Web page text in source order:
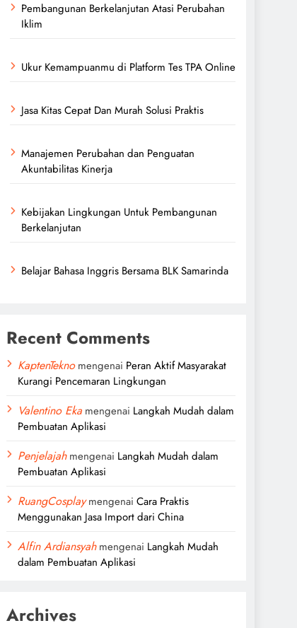
Pembangunan Berkelanjutan Atasi Perubahan
Iklim
Ukur Kemampuanmu di Platform Tes TPA Online
Jasa Kitas Cepat Dan Murah Solusi Praktis
Manajemen Perubahan dan Penguatan
Akuntabilitas Kinerja
Kebijakan Lingkungan Untuk Pembangunan
Berkelanjutan
Belajar Bahasa Inggris Bersama BLK Samarinda
Recent Comments
KaptenTeknomengenai Peran Aktif Masyarakat
Kurangi Pencemaran Lingkungan
Valentino Eka mengenai Langkah Mudah dalam
Pembuatan Aplikasi
Penjelajahmengenai Langkah Mudah dalam
Pembuatan Aplikasi
RuangCosplaymengenai Cara Praktis
Menggunakan Jasa Import dari China
Alfin Ardiansyahmengenai Langkah Mudah
dalam Pembuatan Aplikasi
Archives